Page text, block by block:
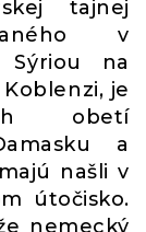
tajnej
v
Sýriou na
je
obetí
a
našli v
útočisko.
nemecký